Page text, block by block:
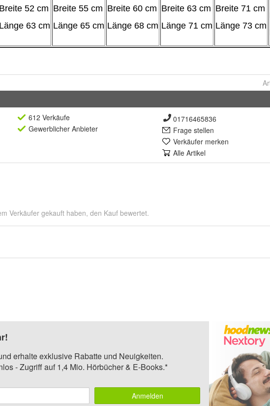
612 Verkäufe
Gewerblicher Anbieter
01716465836
Frage stellen
Verkäufer merken
Alle Artikel
Verkäufer gekauft haben, den Kauf bewertet.
erhalte exklusive Rabatte und Neuigkeiten.
- Zugriff auf 1,4 Mio. Hörbücher & E-Books.*
Anmelden